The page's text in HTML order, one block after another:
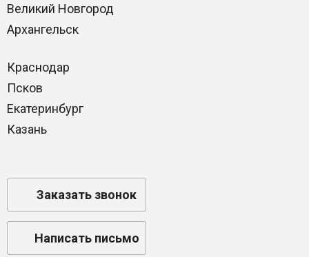
Великий Новгород
Архангельск
Краснодар
Псков
Екатеринбург
Казань
Заказать звонок
Написать письмо